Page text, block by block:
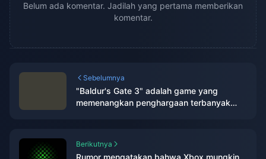
Belum ada komentar. Jadilah yang pertama memberikan
komentar.
Sebelumnya
"Baldur's Gate 3" adalah game yang
memenangkan penghargaan terbanyak
Berikutnya
Rumor mengatakan bahwa Xbox mungkin